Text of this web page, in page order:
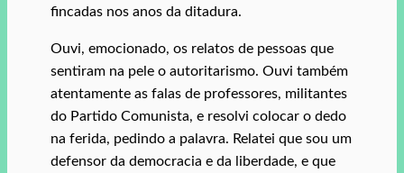
fincadas nos anos da ditadura.
Ouvi, emocionado, os relatos de pessoas que
sentiram na pele o autoritarismo. Ouvi também
atentamente as falas de professores, militantes
do Partido Comunista, e resolvi colocar o dedo
na ferida, pedindo a palavra. Relatei que sou um
defensor da democracia e da liberdade, e que